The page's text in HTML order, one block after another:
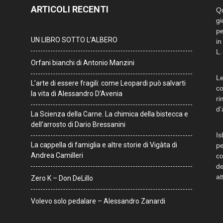
ARTICOLI RECENTI
UN LIBRO SOTTO L’ALBERO
Orfani bianchi di Antonio Manzini
L’arte di essere fragili: come Leopardi può salvarti
la vita di Alessandro D’Avenia
La Scienza della Carne. La chimica della bistecca e
dell’arrosto di Dario Bressanini
La cappella di famiglia e altre storie di Vigàta di
Andrea Camilleri
Zero K – Don DeLillo
Volevo solo pedalare – Alessandro Zanardi